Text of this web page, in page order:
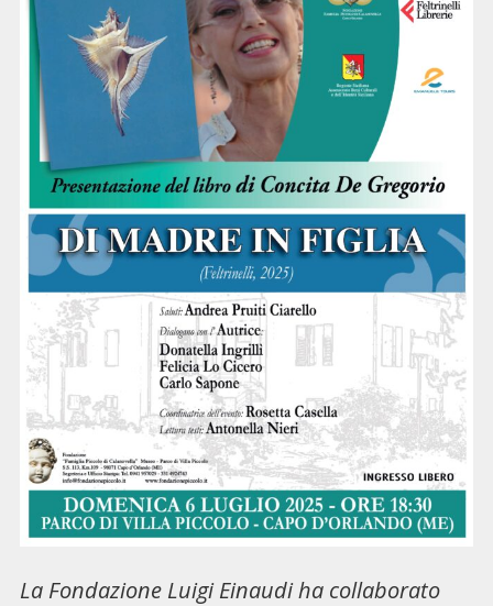
La Fondazione Luigi Einaudi ha collaborato